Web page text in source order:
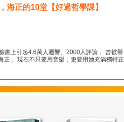
海正的10堂【好過哲學課】
書上引起4.6萬人迴響、2000人評論， 曾被譽
， 現在不只要用音樂，更要用她充滿獨特正